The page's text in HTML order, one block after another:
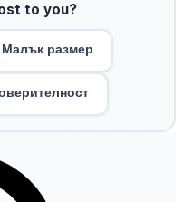
to you?
Малък размер